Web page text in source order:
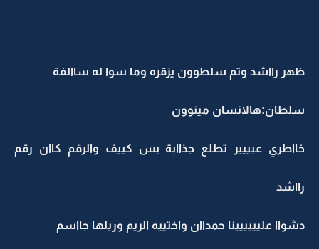
ظهر رااشد وتم سلطوون يزقره وما سوا له ساالفة
سلطان:هالانسان مينوون
خااطري عبييير تطلع جذاابة بس كييف والرقم كاان رقم
رااشد
دشواا عليييييينا حمداان واختييه الريم وريلها جااسم